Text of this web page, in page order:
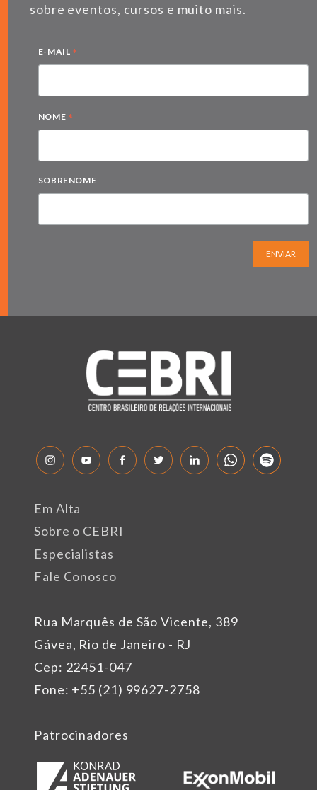
sobre eventos, cursos e muito mais.
E-MAIL *
NOME *
SOBRENOME
ENVIAR
Rua Marquês de São Vicente, 389
Gávea, Rio de Janeiro - RJ
Cep: 22451-047
Fone: +55 (21) 99627-2758
Em Alta
Sobre o CEBRI
Especialistas
Fale Conosco
Patrocinadores